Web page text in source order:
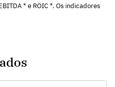
* e ROIC *. Os indicadores